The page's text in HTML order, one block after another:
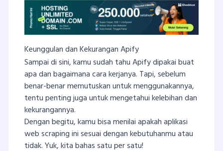
Keunggulan dan Kekurangan Apify
Sampai di sini, kamu sudah tahu Apify dipakai buat
apa dan bagaimana cara kerjanya. Tapi, sebelum
benar-benar memutuskan untuk menggunakannya,
tentu penting juga untuk mengetahui kelebihan dan
kekurangannya.
Dengan begitu, kamu bisa menilai apakah aplikasi
web scraping ini sesuai dengan kebutuhanmu atau
tidak. Yuk, kita bahas satu per satu!